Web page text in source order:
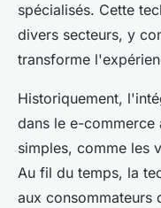
spécialisés. Cette
divers secteurs, y
transforme
Historiquement,
dans le e-commerce
simples, comme les
Au fil du temps, la
aux consommateurs